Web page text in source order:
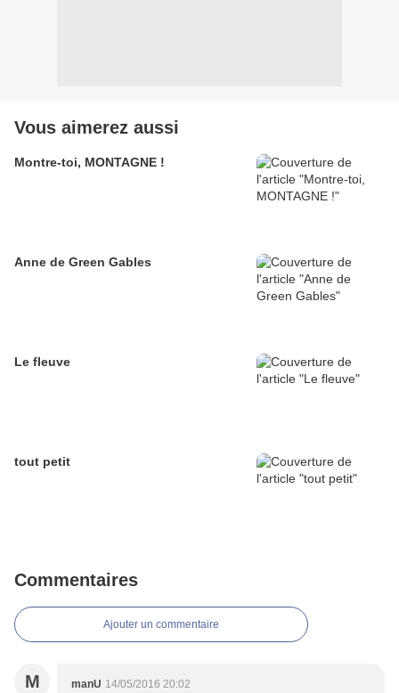
Vous aimerez aussi
Montre-toi, MONTAGNE !
Anne de Green Gables
Le fleuve
tout petit
Commentaires
Ajouter un commentaire
M manU 14/05/2016 20:02